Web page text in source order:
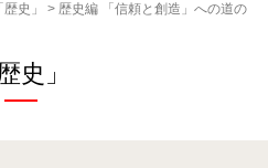
「歴史」 > 歴史編 「信頼と創造」への道の
史」